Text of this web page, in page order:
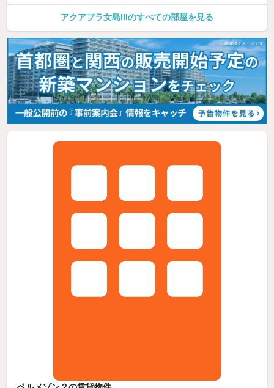
アクアプラ女島IIIのすべての部屋を見る